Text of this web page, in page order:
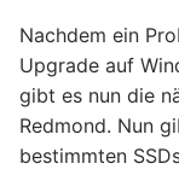
Nachdem ein
Upgrade auf
gibt es nun die
Redmond. Nun
bestimmten